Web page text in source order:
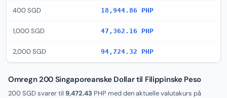
400 SGD 18,944.86 PHP
1,000 SGD 47,362.16 PHP
2,000 SGD 94,724.32 PHP
Omregn 200 Singaporeanske Dollar til Filippinske Peso
200 SGD svarer til 9,472.43 PHP med den aktuelle valutakurs på